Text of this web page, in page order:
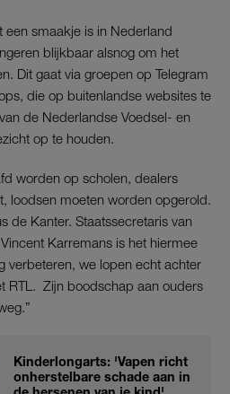
een smaakje is in Nederland
blijkbaar alsnog om het
Dit gaat via groepen op Telegram
die op buitenlandse websites te
de Nederlandse Voedsel- en
op te houden.
worden op scholen, dealers
loodsen moeten worden opgerold.
de Kanter. Staatssecretaris van
Karremans is het hiermee
verbeteren, we lopen echt achter
RTL. Zijn boodschap aan ouders
Kinderlongarts: 'Vapen richt
onherstelbare schade aan in